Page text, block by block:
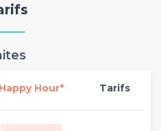
Happy Hour* Tarifs